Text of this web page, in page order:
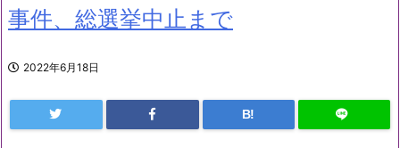
事件、総選挙中止まで
2022年6月18日
B!